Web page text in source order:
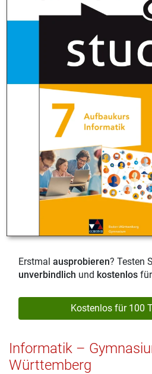
Erstmal ausprobieren? Testen
unverbindlich und kostenlos
Kostenlos für 100
Informatik –
Württemberg